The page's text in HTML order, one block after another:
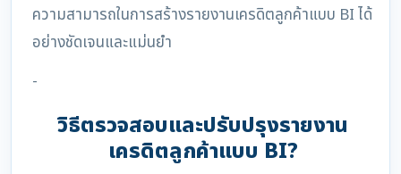
ความสามารถในการสร้างรายงานเครดิตลูกค้าแบบ BI ได้
อย่างชัดเจนและแม่นยำ
-
วิธีตรวจสอบและปรับปรุงรายงาน
เครดิตลูกค้าแบบ BI?